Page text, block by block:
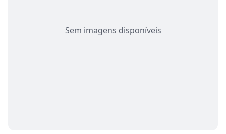
Sem imagens disponíveis